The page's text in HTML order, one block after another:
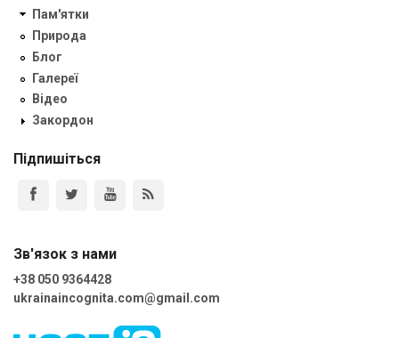
Пам'ятки
Природа
Блог
Галереї
Відео
Закордон
Підпишіться
Зв'язок з нами
+38 050 9364428
ukrainaincognita.com@gmail.com